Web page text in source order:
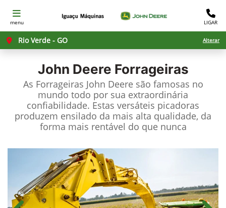
menu LIGAR
Rio Verde - GO Alterar
John Deere Forrageiras
As Forrageiras John Deere são famosas no
mundo todo por sua extraordinária
confiabilidade. Estas versáteis picadoras
produzem ensilado da mais alta qualidade, da
forma mais rentável do que nunca